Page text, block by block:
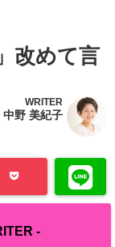
改めて言
WRITER
中野 美紀子
-